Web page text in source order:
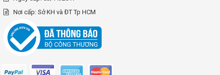
Nơi cấp: Sở KH và ĐT Tp HCM